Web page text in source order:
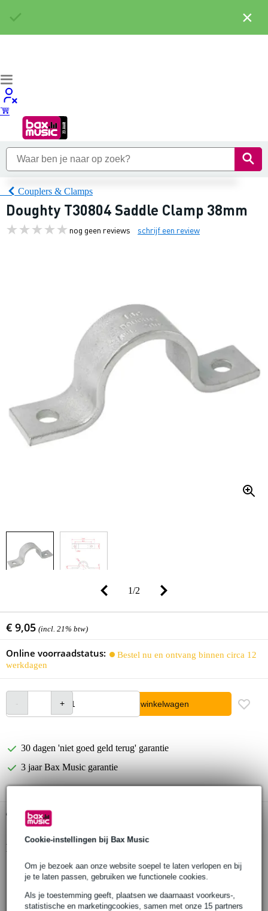
Cookie-instellingen bij Bax Music
Om je bezoek aan onze website soepel te laten verlopen en bij
je te laten passen, gebruiken we functionele cookies.
Als je toestemming geeft, plaatsen we daarnaast voorkeurs-,
statistische en marketingcookies, samen met onze 15 partners
Couplers & Clamps
Doughty T30804 Saddle Clamp 38mm
nog geen reviews schrijf een review
1/2
€ 9,05 (incl. 21% btw)
Online voorraadstatus:
Bestel nu en ontvang binnen circa 12
werkdagen
In winkelwagen
30 dagen 'niet goed geld terug' garantie
3 jaar Bax Music garantie
Gratis ophalen in de winkel
Productinformatie
Materiaal: S275 mild steel
Kleur: Zilver (zinkgeplateerd)
Buisdiameter: 38mm
×